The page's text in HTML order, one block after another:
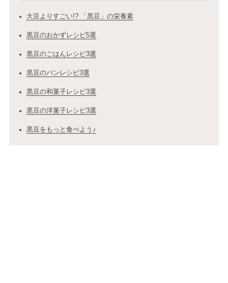
大豆よりすごい!? 「黒豆」の栄養素
黒豆のおかずレシピ5選
黒豆のごはんレシピ3選
黒豆のパンレシピ3選
黒豆の和菓子レシピ3選
黒豆の洋菓子レシピ3選
黒豆をもっと食べよう♪